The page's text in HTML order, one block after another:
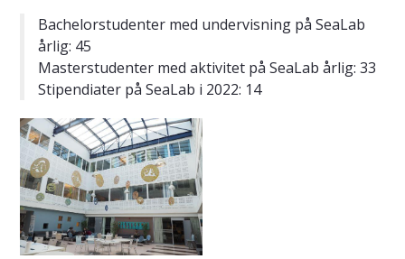
Bachelorstudenter med undervisning på SeaLab
årlig: 45
Masterstudenter med aktivitet på SeaLab årlig: 33
Stipendiater på SeaLab i 2022: 14